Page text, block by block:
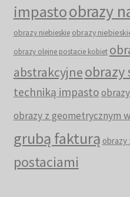
impastoobrazy
obrazy niebieskie obrazy
obrazy olejne postacie kobiet
abstrakcyjne
techniką impasto
obrazy z geometrycznym
grubą fakturą obrazy
postaciami